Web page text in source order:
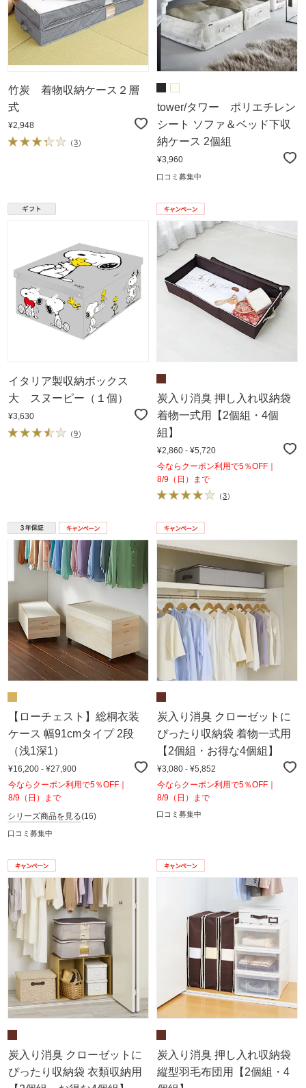
竹炭 着物収納ケース２層
式
¥2,948
（3）
tower/タワー ポリエチレン
シート ソファ＆ベッド下収
納ケース 2個組
¥3,960
口コミ募集中
イタリア製収納ボックス
大 スヌーピー（１個）
¥3,630
（9）
炭入り消臭 押し入れ収納袋
着物一式用【2個組・4個
組】
¥2,860 - ¥5,720
今ならクーポン利用で5％OFF｜
8/9（日）まで
（3）
【ローチェスト】総桐衣装
ケース 幅91cmタイプ 2段
（浅1深1）
¥16,200 - ¥27,900
今ならクーポン利用で5％OFF｜
8/9（日）まで
シリーズ商品を見る(16)
口コミ募集中
炭入り消臭 クローゼットに
ぴったり収納袋 着物一式用
【2個組・お得な4個組】
¥3,080 - ¥5,852
今ならクーポン利用で5％OFF｜
8/9（日）まで
口コミ募集中
炭入り消臭 クローゼットに
ぴったり収納袋 衣類収納用
炭入り消臭 押し入れ収納袋
縦型羽毛布団用【2個組・4